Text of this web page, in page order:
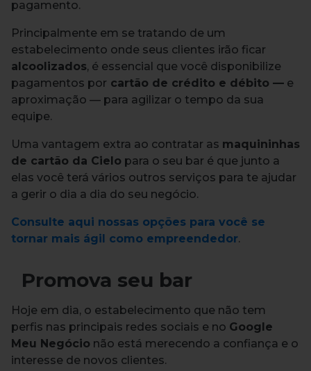
pagamento.
Principalmente em se tratando de um
estabelecimento onde seus clientes irão ficar
alcoolizados, é essencial que você disponibilize
pagamentos por cartão de crédito e débito — e
aproximação — para agilizar o tempo da sua
equipe.
Uma vantagem extra ao contratar as maquininhas
de cartão da Cielo para o seu bar é que junto a
elas você terá vários outros serviços para te ajudar
a gerir o dia a dia do seu negócio.
Consulte aqui nossas opções para você se
tornar mais ágil como empreendedor.
Promova seu bar
Hoje em dia, o estabelecimento que não tem
perfis nas principais redes sociais e no Google
Meu Negócio não está merecendo a confiança e o
interesse de novos clientes.